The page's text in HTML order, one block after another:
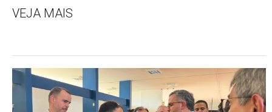
VEJA MAIS